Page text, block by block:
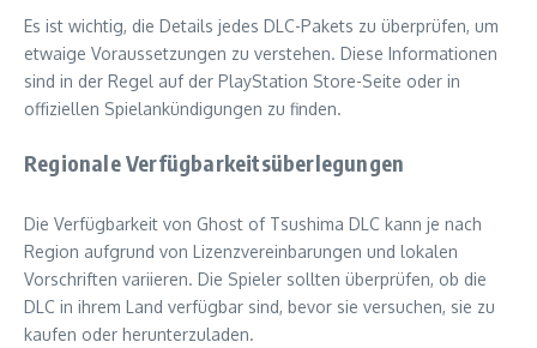
Es ist wichtig, die Details jedes DLC-Pakets zu überprüfen, um
etwaige Voraussetzungen zu verstehen. Diese Informationen
sind in der Regel auf der PlayStation Store-Seite oder in
offiziellen Spielankündigungen zu finden.
Regionale Verfügbarkeitsüberlegungen
Die Verfügbarkeit von Ghost of Tsushima DLC kann je nach
Region aufgrund von Lizenzvereinbarungen und lokalen
Vorschriften variieren. Die Spieler sollten überprüfen, ob die
DLC in ihrem Land verfügbar sind, bevor sie versuchen, sie zu
kaufen oder herunterzuladen.